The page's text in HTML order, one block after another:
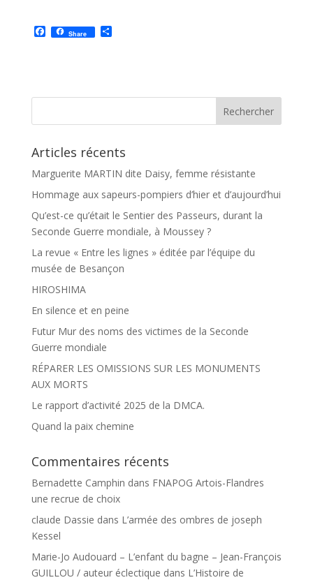
F
a
o
Share P
e
Articles récents
Marguerite MARTIN dite Daisy, femme résistante
Hommage aux sapeurs-pompiers d’hier et d’aujourd’hui
Qu’est-ce qu’était le Sentier des Passeurs, durant la
Seconde Guerre mondiale, à Moussey ?
La revue « Entre les lignes » éditée par l’équipe du
musée de Besançon
HIROSHIMA
En silence et en peine
Futur Mur des noms des victimes de la Seconde
Guerre mondiale
RÉPARER LES OMISSIONS SUR LES MONUMENTS
AUX MORTS
Le rapport d’activité 2025 de la DMCA.
Quand la paix chemine
Commentaires récents
Bernadette Camphin dans FNAPOG Artois-Flandres
une recrue de choix
claude Dassie dans L’armée des ombres de joseph
Kessel
Marie-Jo Audouard – L’enfant du bagne – Jean-François
GUILLOU / auteur éclectique dans L’Histoire de